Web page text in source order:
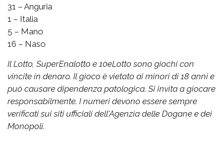
31 – Anguria
1 – Italia
5 – Mano
16 – Naso
Il Lotto, SuperEnalotto e 10eLotto sono giochi con
vincite in denaro. Il gioco è vietato ai minori di 18 anni e
può causare dipendenza patologica. Si invita a giocare
responsabilmente. I numeri devono essere sempre
verificati sui siti ufficiali dell'Agenzia delle Dogane e dei
Monopoli.